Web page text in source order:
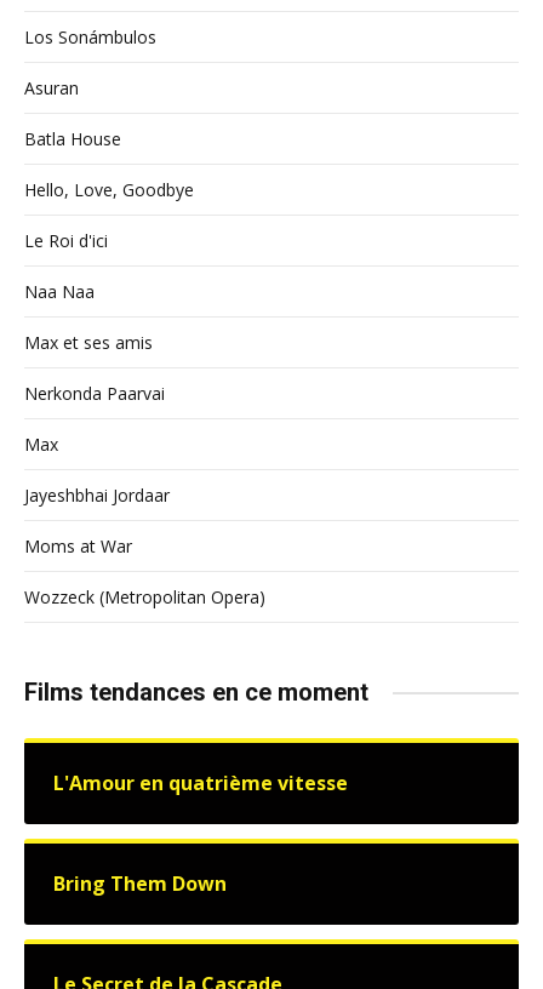
Los Sonámbulos
Asuran
Batla House
Hello, Love, Goodbye
Le Roi d'ici
Naa Naa
Max et ses amis
Nerkonda Paarvai
Max
Jayeshbhai Jordaar
Moms at War
Wozzeck (Metropolitan Opera)
Films tendances en ce moment
L'Amour en quatrième vitesse
Bring Them Down